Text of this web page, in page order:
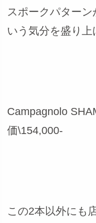
スポークパターン
いう気分を盛り上
Campagnolo
価\154,000-
この2本以外にも